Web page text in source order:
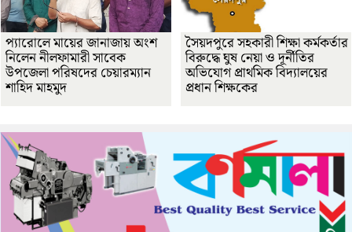
প্যারোলে মায়ের জানাজায় অংশ
নিলেন নীলফামারী সাবেক
উপজেলা পরিষদের চেয়ারম্যান
শাহিদ মাহমুদ
সৈয়দপুরে সহকারী শিক্ষা কর্মকর্তার
বিরুদ্ধে ঘুষ নেয়া ও দূর্নীতির
অভিযোগ প্রাথমিক বিদ্যালয়ের
প্রধান শিক্ষকের